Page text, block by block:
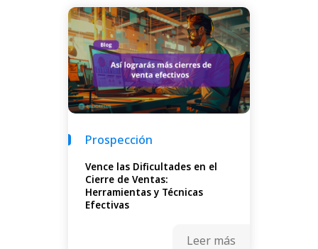
Prospección
Vence las Dificultades en el
Cierre de Ventas:
Herramientas y Técnicas
Efectivas
Leer más